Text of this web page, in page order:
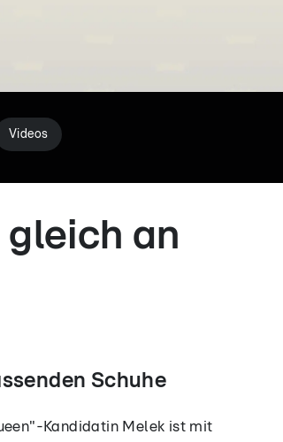
Videos
an
Schuhe
Kandidatin Melek ist mit